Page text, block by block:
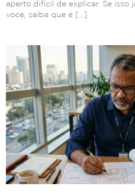
aperto difícil de explicar. Se isso
você, saiba que é […]